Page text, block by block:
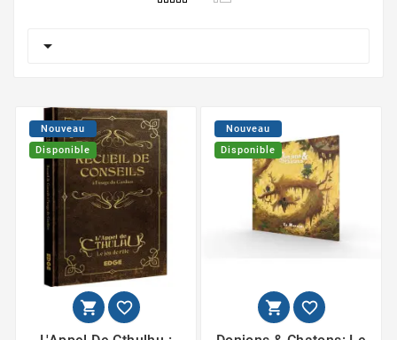

Nouveau
Disponible
 
Nouveau
Disponible
 